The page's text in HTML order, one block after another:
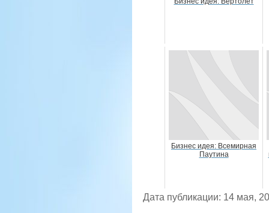
Бизнес идея: Всемирная
Паутина
Дата публикации: 14 мая,